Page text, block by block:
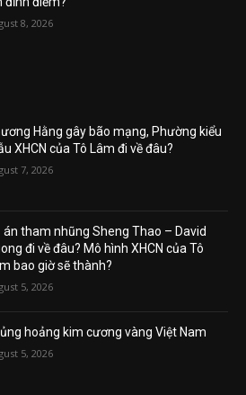
8, 2026
Hằng gây bão mạng, Phường kiểu
XHCN của Tô Lâm đi về đâu?
7, 2026
án tham nhũng Sheng Thao – David
đi về đâu? Mô hình XHCN của Tô
bao giờ sẽ thành?
5, 2026
hoảng kim cương vàng Việt Nam
5, 2026